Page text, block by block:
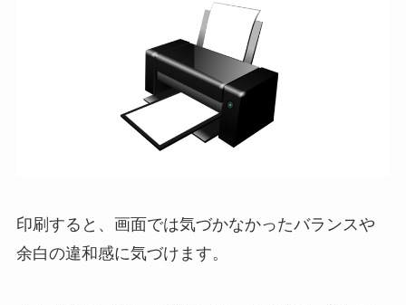
印刷すると、画面では気づかなかったバランスや
余白の違和感に気づけます。